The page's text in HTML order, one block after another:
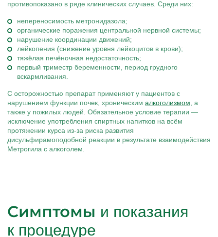
противопоказано в ряде клинических случаев. Среди них:
непереносимость метронидазола;
органические поражения центральной нервной системы;
нарушение координации движений;
лейкопения (снижение уровня лейкоцитов в крови);
тяжёлая печёночная недостаточность;
первый триместр беременности, период грудного
вскармливания.
С осторожностью препарат применяют у пациентов с
нарушением функции почек, хроническим алкоголизмом , а
также у пожилых людей. Обязательное условие терапии —
исключение употребления спиртных напитков на всём
протяжении курса из-за риска развития
дисульфирамоподобной реакции в результате взаимодействия
Метрогила с алкоголем.
Симптомы и показания
к процедуре